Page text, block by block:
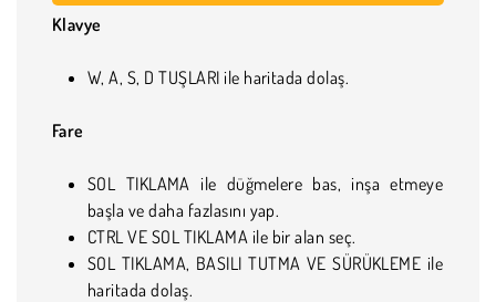
Klavye
W, A, S, D TUŞLARI ile haritada dolaş.
Fare
SOL TIKLAMA ile düğmelere bas, inşa etmeye
başla ve daha fazlasını yap.
CTRL VE SOL TIKLAMA ile bir alan seç.
SOL TIKLAMA, BASILI TUTMA VE SÜRÜKLEME ile
haritada dolaş.